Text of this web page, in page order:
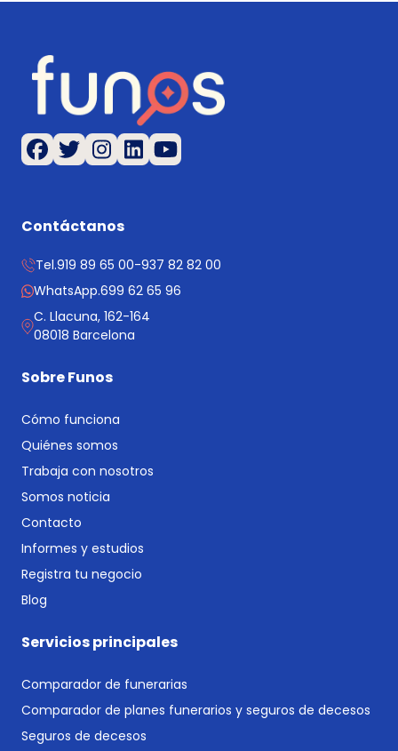
Contáctanos
Tel.919 89 65 00-937 82 82 00
WhatsApp.699 62 65 96
C. Llacuna, 162-164
08018 Barcelona
Sobre Funos
Cómo funciona
Quiénes somos
Trabaja con nosotros
Somos noticia
Contacto
Informes y estudios
Registra tu negocio
Blog
Servicios principales
Comparador de funerarias
Comparador de planes funerarios y seguros de decesos
Seguros de decesos